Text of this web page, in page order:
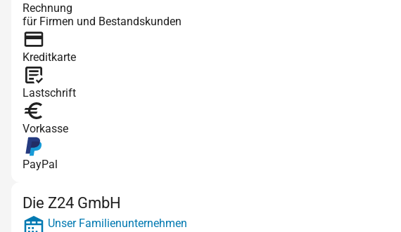
Rechnung
für Firmen und Bestandskunden
Kreditkarte
Lastschrift
Vorkasse
PayPal
Die Z24 GmbH
Unser Familienunternehmen